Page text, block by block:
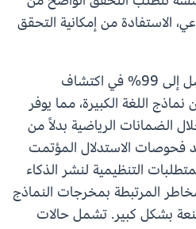
الاستفادة من إمكانية التحقق
توفر هذه الميزة دقة تصل إلى 99% في اكتشاف
اللغة الكبيرة، مما يوفر
الضمانات الرياضية بدلاً من
فحوصات الاستدلال المؤتمت
التنظيمية لنشر الذكاء
المرتبطة بمخرجات النماذج
بشكل كبير. تشمل حالات